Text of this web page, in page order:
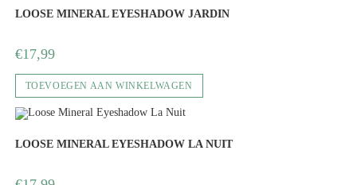
LOOSE MINERAL EYESHADOW JARDIN
€17,99
TOEVOEGEN AAN WINKELWAGEN
LOOSE MINERAL EYESHADOW LA NUIT